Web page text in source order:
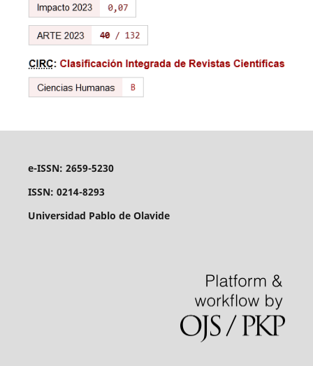
e-ISSN: 2659-5230
ISSN: 0214-8293
Universidad Pablo de Olavide